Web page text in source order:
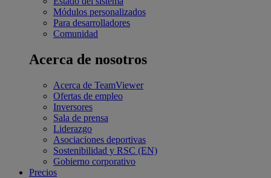
Módulos personalizados
Para desarrolladores
Comunidad
Acerca de nosotros
Acerca de TeamViewer
Ofertas de empleo
Inversores
Sala de prensa
Liderazgo
Asociaciones deportivas
Sostenibilidad y RSC (EN)
Gobierno corporativo
Precios